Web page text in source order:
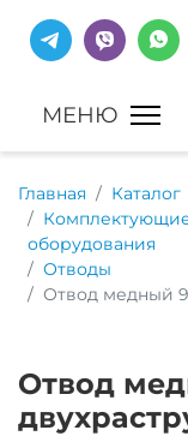
Главная
Каталог
оборудования
Отводы
Отвод медный
Отвод